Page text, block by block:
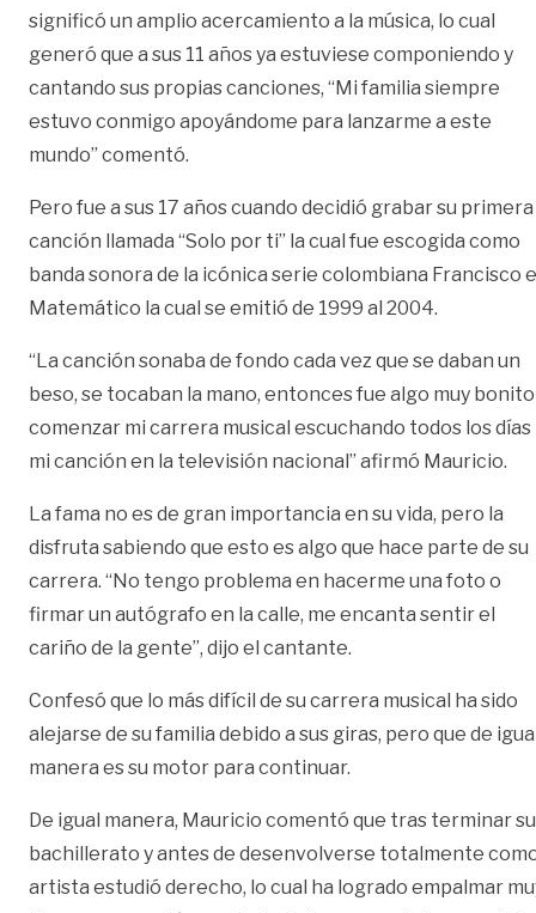
significó un amplio acercamiento a la música, lo cual
generó que a sus 11 años ya estuviese componiendo y
cantando sus propias canciones, “Mi familia siempre
estuvo conmigo apoyándome para lanzarme a este
mundo” comentó.
Pero fue a sus 17 años cuando decidió grabar su primera
canción llamada “Solo por ti” la cual fue escogida como
banda sonora de la icónica serie colombiana Francisco
Matemático la cual se emitió de 1999 al 2004.
“La canción sonaba de fondo cada vez que se daban un
beso, se tocaban la mano, entonces fue algo muy bonito
comenzar mi carrera musical escuchando todos los días
mi canción en la televisión nacional” afirmó Mauricio.
La fama no es de gran importancia en su vida, pero la
disfruta sabiendo que esto es algo que hace parte de su
carrera. “No tengo problema en hacerme una foto o
firmar un autógrafo en la calle, me encanta sentir el
cariño de la gente”, dijo el cantante.
Confesó que lo más difícil de su carrera musical ha sido
alejarse de su familia debido a sus giras, pero que de
manera es su motor para continuar.
De igual manera, Mauricio comentó que tras terminar su
bachillerato y antes de desenvolverse totalmente
artista estudió derecho, lo cual ha logrado empalmar